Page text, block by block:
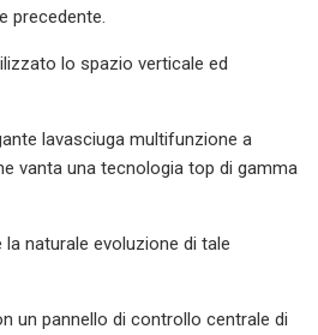
precedente.
lo spazio verticale ed
lavasciuga multifunzione a
vanta una tecnologia top di gamma
naturale evoluzione di tale
un pannello di controllo centrale di